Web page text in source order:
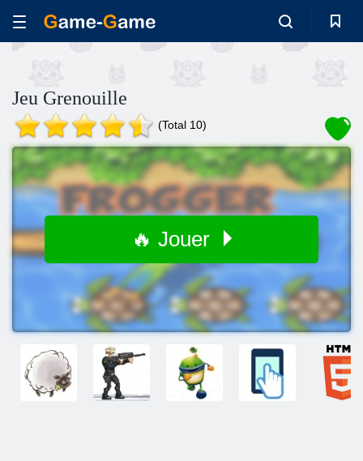
Jeu Grenouille
(Total 10)
🔥 Jouer